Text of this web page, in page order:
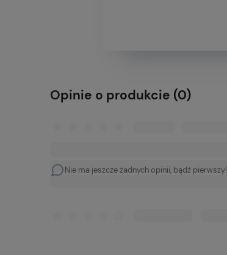
Opinie o produkcie (0)
Nie ma jeszcze żadnych opinii, bądź pierwszy!